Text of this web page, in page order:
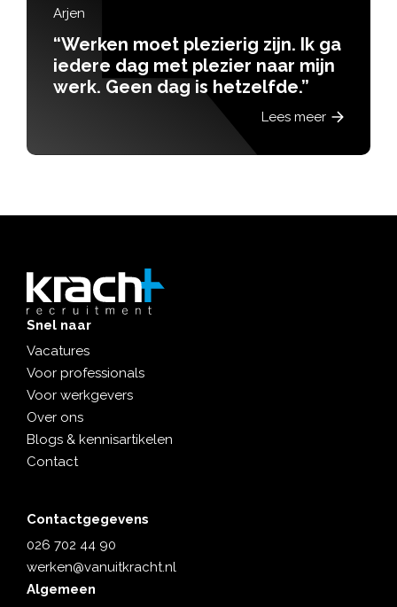
Arjen
“Werken moet plezierig zijn. Ik ga
iedere dag met plezier naar mijn
werk. Geen dag is hetzelfde.”
Lees meer
Snel naar
Vacatures
Voor professionals
Voor werkgevers
Over ons
Blogs & kennisartikelen
Contact
Contactgegevens
026 702 44 90
werken@vanuitkracht.nl
Algemeen